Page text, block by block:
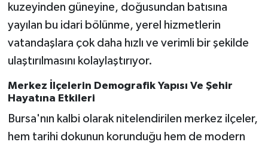
kuzeyinden güneyine, doğusundan batısına
yayılan bu idari bölünme, yerel hizmetlerin
vatandaşlara çok daha hızlı ve verimli bir şekilde
ulaştırılmasını kolaylaştırıyor.
Merkez İlçelerin Demografik Yapısı Ve Şehir
Hayatına Etkileri
Bursa'nın kalbi olarak nitelendirilen merkez ilçeler,
hem tarihi dokunun korunduğu hem de modern